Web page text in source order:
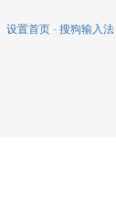
设置首页 - 搜狗输入法